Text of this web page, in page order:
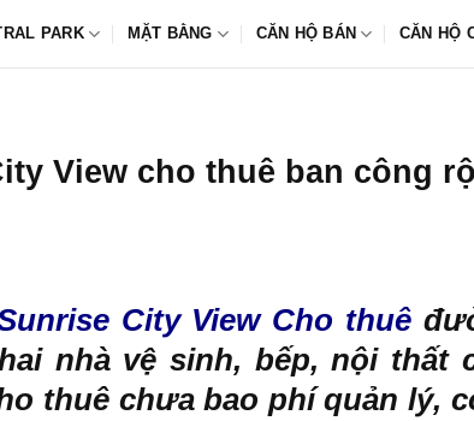
PARK MẶT BẰNG CĂN HỘ BÁN CĂN HỘ
View cho thuê ban công
City View Cho thuê
nhà vệ sinh, bếp, nội thất
thuê chưa bao phí quản lý,